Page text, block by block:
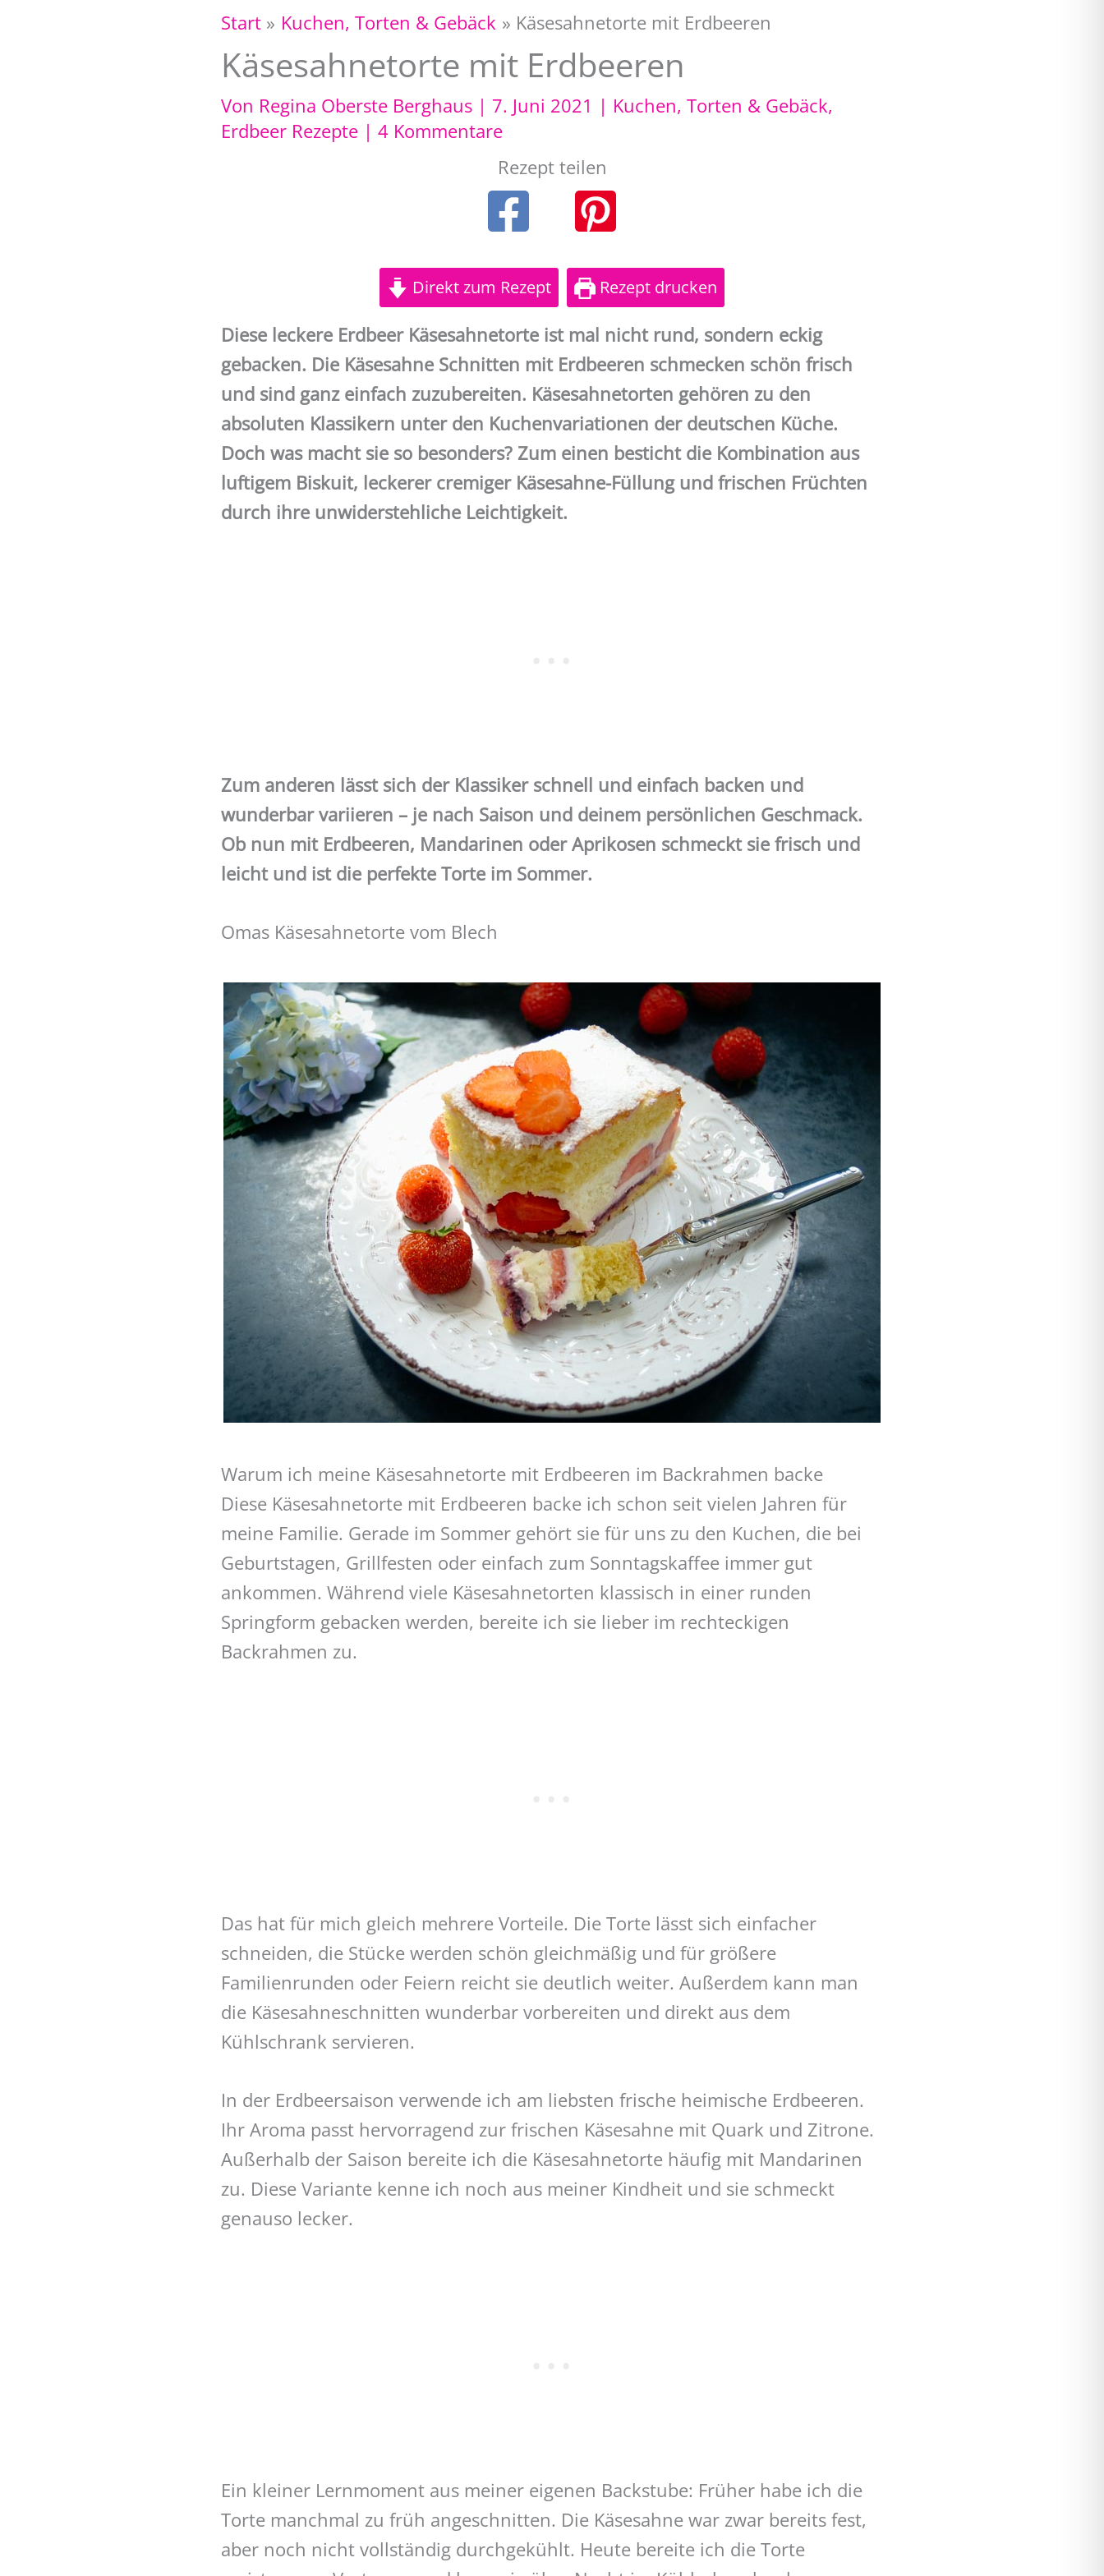
Start Kuchen, Torten & Gebäck Käsesahnetorte mit Erdbeeren
Käsesahnetorte mit Erdbeeren
Von Regina Oberste Berghaus | 7. Juni 2021 | Kuchen, Torten & Gebäck,
Erdbeer Rezepte| 4 Kommentare
Rezept teilen
Direkt zum Rezept Rezept drucken
Diese leckere Erdbeer Käsesahnetorte ist mal nicht rund, sondern eckig
gebacken. Die Käsesahne Schnitten mit Erdbeeren schmecken schön frisch
und sind ganz einfach zuzubereiten. Käsesahnetorten gehören zu den
absoluten Klassikern unter den Kuchenvariationen der deutschen Küche.
Doch was macht sie so besonders? Zum einen besticht die Kombination aus
luftigem Biskuit, leckerer cremiger Käsesahne-Füllung und frischen Früchten
durch ihre unwiderstehliche Leichtigkeit.
Zum anderen lässt sich der Klassiker schnell und einfach backen und
wunderbar variieren – je nach Saison und deinem persönlichen Geschmack.
Ob nun mit Erdbeeren, Mandarinen oder Aprikosen schmeckt sie frisch und
leicht und ist die perfekte Torte im Sommer.
Omas Käsesahnetorte vom Blech
Warum ich meine Käsesahnetorte mit Erdbeeren im Backrahmen backe
Diese Käsesahnetorte mit Erdbeeren backe ich schon seit vielen Jahren für
meine Familie. Gerade im Sommer gehört sie für uns zu den Kuchen, die bei
Geburtstagen, Grillfesten oder einfach zum Sonntagskaffee immer gut
ankommen. Während viele Käsesahnetorten klassisch in einer runden
Springform gebacken werden, bereite ich sie lieber im rechteckigen
Backrahmen zu.
Das hat für mich gleich mehrere Vorteile. Die Torte lässt sich einfacher
schneiden, die Stücke werden schön gleichmäßig und für größere
Familienrunden oder Feiern reicht sie deutlich weiter. Außerdem kann man
die Käsesahneschnitten wunderbar vorbereiten und direkt aus dem
Kühlschrank servieren.
In der Erdbeersaison verwende ich am liebsten frische heimische Erdbeeren.
Ihr Aroma passt hervorragend zur frischen Käsesahne mit Quark und Zitrone.
Außerhalb der Saison bereite ich die Käsesahnetorte häufig mit Mandarinen
zu. Diese Variante kenne ich noch aus meiner Kindheit und sie schmeckt
genauso lecker.
Ein kleiner Lernmoment aus meiner eigenen Backstube: Früher habe ich die
Torte manchmal zu früh angeschnitten. Die Käsesahne war zwar bereits fest,
aber noch nicht vollständig durchgekühlt. Heute bereite ich die Torte